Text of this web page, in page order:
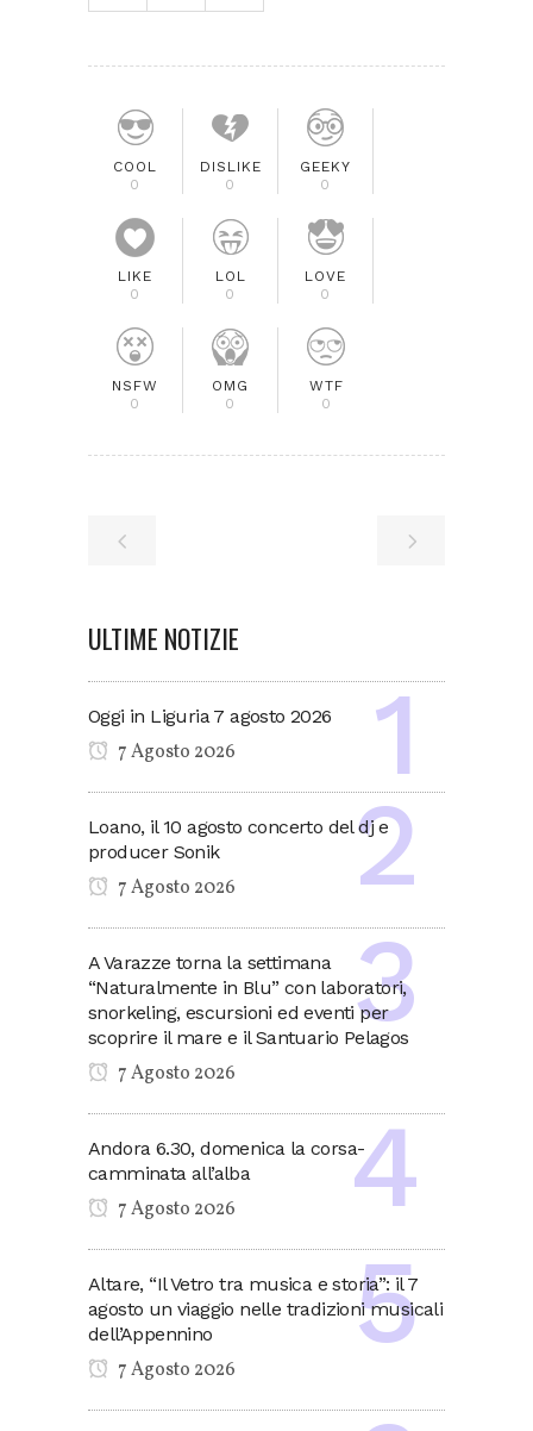
COOL
0
DISLIKE
0
GEEKY
0
LIKE
0
LOL
0
LOVE
0
NSFW
0
OMG
0
WTF
0
ULTIME NOTIZIE
Oggi in Liguria 7 agosto 2026
7 Agosto 2026
Loano, il 10 agosto concerto del dj e
producer Sonik
7 Agosto 2026
A Varazze torna la settimana
“Naturalmente in Blu” con laboratori,
snorkeling, escursioni ed eventi per
scoprire il mare e il Santuario Pelagos
7 Agosto 2026
Andora 6.30, domenica la corsa-
camminata all’alba
7 Agosto 2026
Altare, “Il Vetro tra musica e storia”: il 7
agosto un viaggio nelle tradizioni musicali
dell’Appennino
7 Agosto 2026